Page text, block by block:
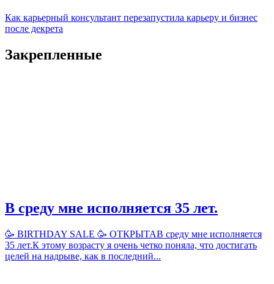
Как карьерный консультант перезапустила карьеру и бизнес
после декрета
Закрепленные
В среду мне исполняется 35 лет.
🥳 BIRTHDAY SALE 🥳 ОТКРЫТАВ среду мне исполняется
35 лет.К этому возрасту я очень четко поняла, что достигать
целей на надрыве, как в последний...